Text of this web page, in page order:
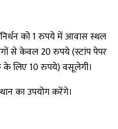
को 1 रुपये में आवास स्थल
से केवल 20 रुपये (स्टांप पेपर
लिए 10 रुपये) वसूलेगी।
का उपयोग करेंगे।